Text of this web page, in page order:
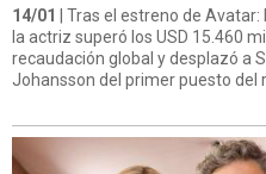
14/01
| Tras el estreno de Avatar:
la actriz superó los USD 15.460
recaudación global y desplazó a
Johansson del primer puesto del